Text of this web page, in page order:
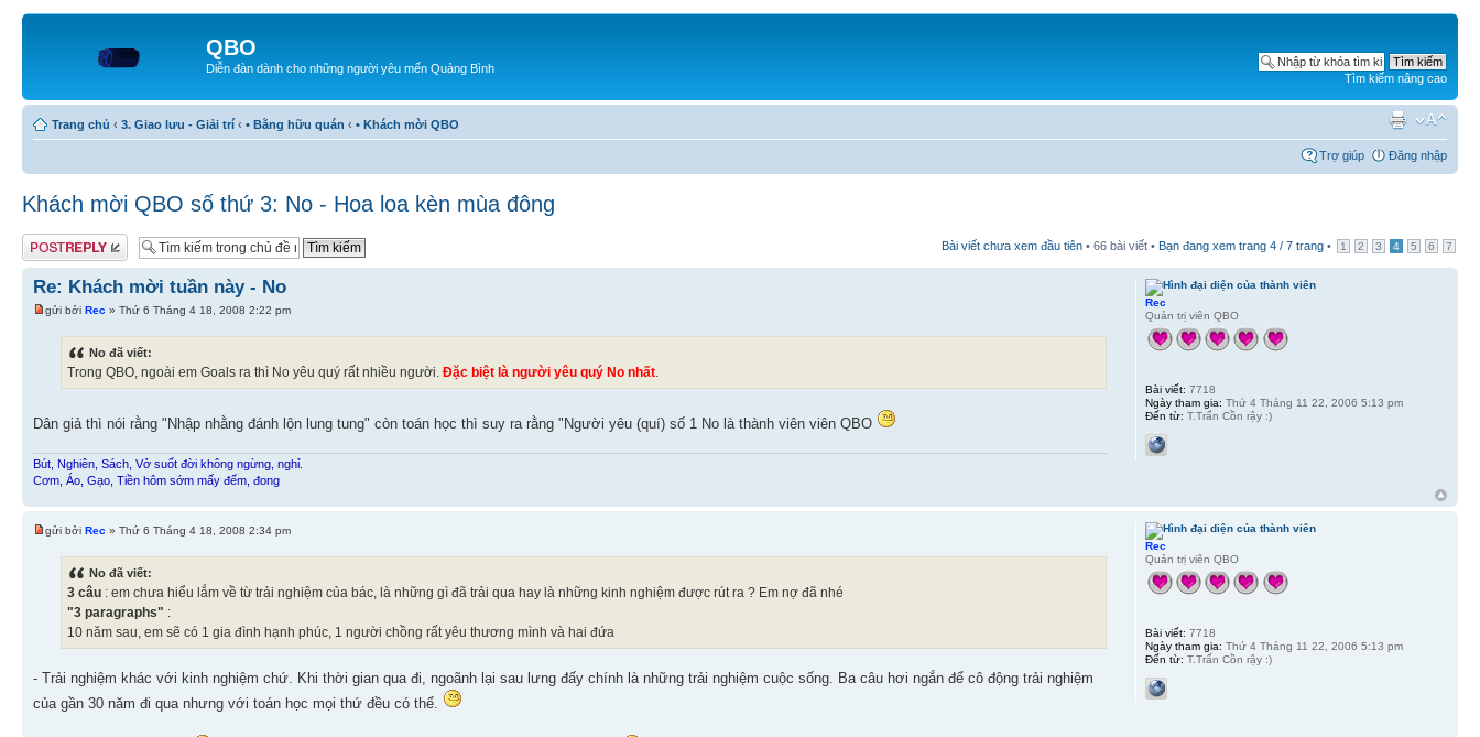
QBO
Diễn đàn dành cho những người yêu mến Quảng Bình
Tìm kiếm nâng cao
Trang chủ ‹ 3. Giao lưu - Giải trí ‹ • Bằng hữu quán ‹ • Khách mời QBO
Trợ giúp Đăng nhập
Khách mời QBO số thứ 3: No - Hoa loa kèn mùa đông
Gửi bài trả lời Bài viết chưa xem đầu tiên • 66 bài viết • Bạn đang xem trang 4 / 7 trang • 1 2 3 4 5 6 7
Re: Khách mời tuần này - No
gửi bởi Rec » Thứ 6 Tháng 4 18, 2008 2:22 pm
No đã viết:
Trong QBO, ngoài em Goals ra thì No yêu quý rất nhiều người. Đặc biệt là người yêu quý No nhất
Dân giả thì nói rằng "Nhập nhằng đánh lộn lung tung" còn toán học thì suy ra rằng "Người yêu (quí) số 1 No là thành viên viên QBO
Bút, Nghiên, Sách, Vở suốt đời không ngừng, nghỉ.
Cơm, Áo, Gạo, Tiền hôm sớm mấy đếm, đong
Rec
Quản trị viên QBO
Bài viết: 7718
Ngày tham gia: Thứ 4 Tháng 11 22, 2006 5:13 pm
Đến từ: T.Trấn Cồn rậy :)
gửi bởi Rec » Thứ 6 Tháng 4 18, 2008 2:34 pm
No đã viết:
3 câu : em chưa hiểu lắm về từ trải nghiệm của bác, là những gì đã trải qua hay là những kinh nghiệm được rút ra ? Em nợ đã nhé
"3 paragraphs" :
10 năm sau, em sẽ có 1 gia đình hạnh phúc, 1 người chồng rất yêu thương mình và hai đứa
- Trải nghiệm khác với kinh nghiệm chứ. Khi thời gian qua đi, ngoãnh lại sau lưng đấy chính là những trải nghiệm cuộc sống. Ba câu hơi ngắn để cô động trải nghiệm
của gần 30 năm đi qua nhưng với toán học mọi thứ đều có thể.
Rec
Quản trị viên QBO
Bài viết: 7718
Ngày tham gia: Thứ 4 Tháng 11 22, 2006 5:13 pm
Đến từ: T.Trấn Cồn rậy :)